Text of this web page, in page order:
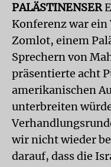
PALÄSTINENSER
Konferenz war ein
Zomlot, einem
Sprechern von
präsentierte acht
amerikanischen
unterbreiten
wir nicht wieder
darauf, dass die